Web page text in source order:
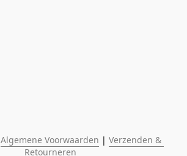
Algemene Voorwaarden | Verzenden &
Retourneren